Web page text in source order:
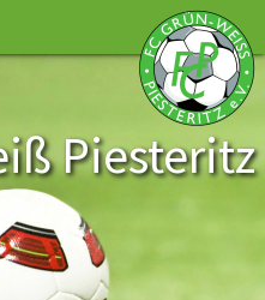
Piesteritz